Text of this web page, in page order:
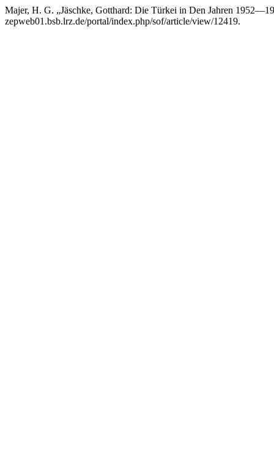
Majer, H. G. „Jäschke, Gotthard: Die Türkei in Den Jahren
zepweb01.bsb.lrz.de/portal/index.php/sof/article/view/12419.